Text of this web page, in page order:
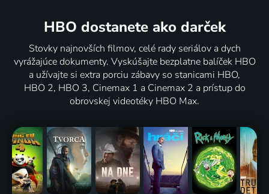
HBO dostanete ako darček
Stovky najnovších filmov, celé rady seriálov a dych
vyrážajúce dokumenty. Vyskúšajte bezplatne balíček HBO
a užívajte si extra porciu zábavy so stanicami HBO,
HBO 2, HBO 3, Cinemax 1 a Cinemax 2 a prístup do
obrovskej videotéky HBO Max.